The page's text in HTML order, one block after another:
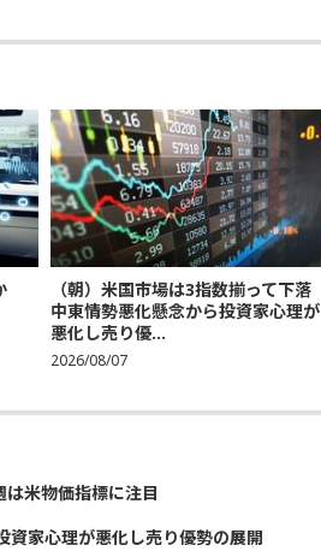
（朝）米国市場は3指数揃って下落
中東情勢悪化懸念から投資家心理が
悪化し売り優...
2026/08/07
米物価指標に注目
資家心理が悪化し売り優勢の展開